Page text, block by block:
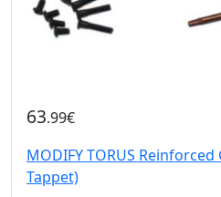
63.99€
MODIFY TORUS
Tappet)